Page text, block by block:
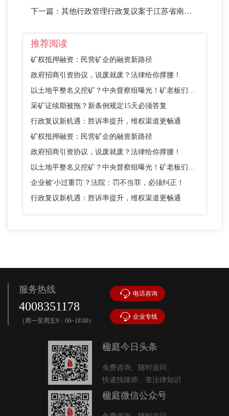
下一篇： 其他行政管理行政复议案于江苏省南京市中级人民法院开庭（一）
推荐阅读
矿权抵押融资：民营矿企的融资新路径
政府招商引资协议，说废就废？法律给你撑腰！
以土地平整名义挖矿？中央督察组曝光！矿老板们别踩这个坑
采矿证续期被拖？新条例规定15天必须答复
行政复议新机遇：胜诉率提升，维权渠道更畅通
矿权抵押融资：民营矿企的融资新路径
政府招商引资协议，说废就废？法律给你撑腰！
以土地平整名义挖矿？中央督察组曝光！矿老板们别踩这个坑
企业被'小过重罚'？法院：罚不当罪，必须纠正！
行政复议新机遇：胜诉率提升，维权渠道更畅通
服务热线
4008351178
（周一至周五9：00~18:00）
电话咨询
企业专线
楹庭今日头条
免费咨询、随时追问、
快速找律师、查法律知识
楹庭微信公众号